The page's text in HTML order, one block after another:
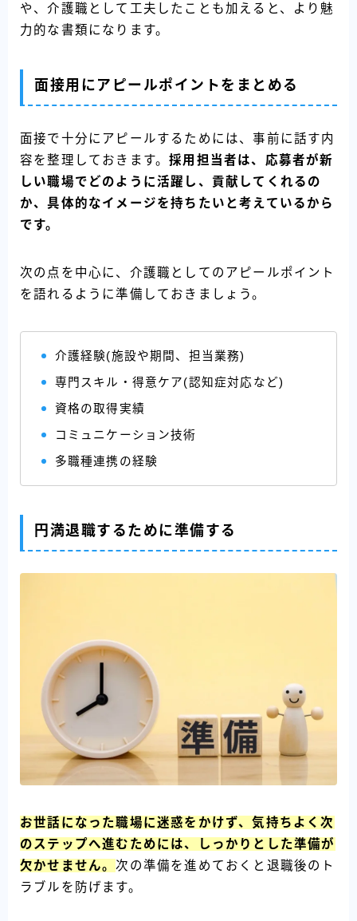
や、介護職として工夫したことも加えると、より魅
力的な書類になります。
面接用にアピールポイントをまとめる
面接で十分にアピールするためには、事前に話す内
容を整理しておきます。採用担当者は、応募者が新
しい職場でどのように活躍し、貢献してくれるの
か、具体的なイメージを持ちたいと考えているから
です。
次の点を中心に、介護職としてのアピールポイント
を語れるように準備しておきましょう。
介護経験(施設や期間、担当業務)
専門スキル・得意ケア(認知症対応など)
資格の取得実績
コミュニケーション技術
多職種連携の経験
円満退職するために準備する
お世話になった職場に迷惑をかけず、気持ちよく次
のステップへ進むためには、しっかりとした準備が
欠かせません。次の準備を進めておくと退職後のト
ラブルを防げます。